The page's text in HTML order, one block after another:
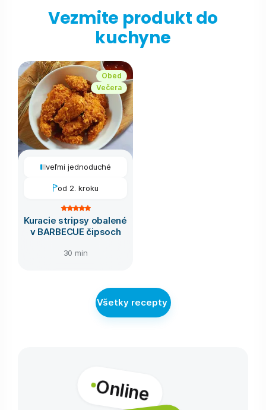
Vezmite produkt do
kuchyne
Obed
Večera
veľmi jednoduché
od 2. kroku
Kuracie stripsy obalené
v BARBECUE čipsoch
30 min
Všetky recepty
Online